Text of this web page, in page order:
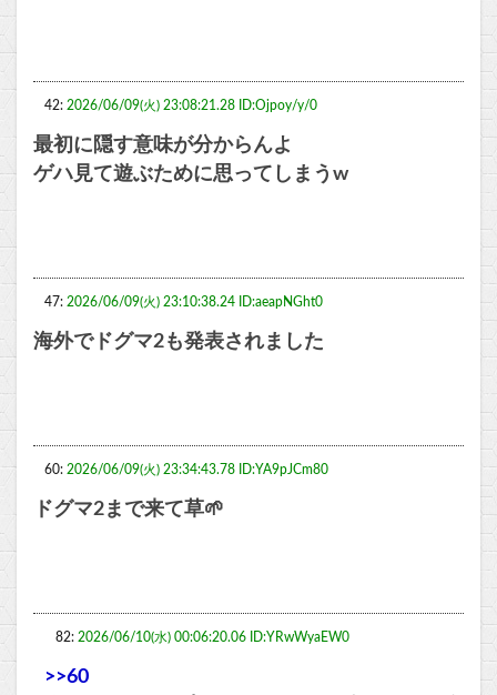
42: 2026/06/09(火) 23:08:21.28 ID:Ojpoy/y/0
最初に隠す意味が分からんよ
ゲハ見て遊ぶために思ってしまうw
47: 2026/06/09(火) 23:10:38.24 ID:aeapNGht0
海外でドグマ2も発表されました
60: 2026/06/09(火) 23:34:43.78 ID:YA9pJCm80
ドグマ2まで来て草🌱
82: 2026/06/10(水) 00:06:20.06 ID:YRwWyaEW0
>>60